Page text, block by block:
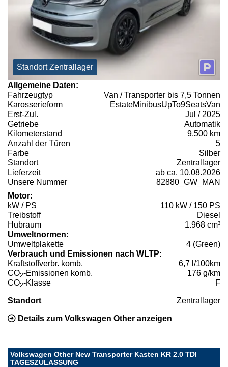
Standort Zentrallager
Allgemeine Daten:
Fahrzeugtyp
Van / Transporter bis 7,5 Tonnen
Karosserieform
EstateMinibusUpTo9SeatsVan
Erst-Zul.
Jul / 2025
Getriebe
Automatik
Kilometerstand
9.500 km
Anzahl der Türen
5
Farbe
Silber
Standort
Zentrallager
Lieferzeit
ab ca. 10.08.2026
Unsere Nummer
82880_GW_MAN
Motor:
kW / PS
110 kW / 150 PS
Treibstoff
Diesel
Hubraum
1.968 cm³
Umweltnormen:
Umweltplakette
4 (Green)
Verbrauch und Emissionen nach WLTP:
Kraftstoffverbr. komb.
6,7 l/100km
CO2-Emissionen komb.
176 g/km
CO2-Klasse F
Standort Zentrallager
Details zum Volkswagen Other anzeigen
Volkswagen Other New Transporter Kasten KR 2.0 TDI
TAGESZULASSUNG